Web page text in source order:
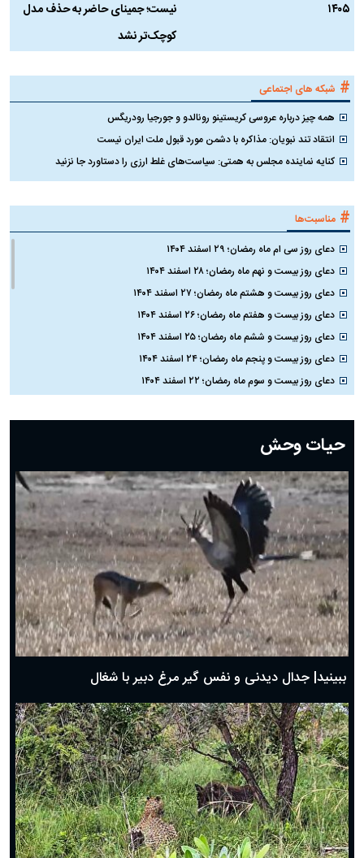
۱۴۰۵
نیست؛ جمینای حاضر به حذف مدل
کوچک‌تر نشد
# شبکه های اجتماعی
همه چیز درباره عروسی کریستینو رونالدو و جورجیا رودریگس
انتقاد تند نبویان: مذاکره با دشمن مورد قبول ملت ایران نیست
کنایه نماینده مجلس به همتی: سیاست‌های غلط ارزی را دستاورد جا نزنید
# مناسبت‌ها
دعای روز سی ام ماه رمضان؛ ۲۹ اسفند ۱۴۰۴
دعای روز بیست و نهم ماه رمضان؛ ۲۸ اسفند ۱۴۰۴
دعای روز بیست و هشتم ماه رمضان؛ ۲۷ اسفند ۱۴۰۴
دعای روز بیست و هفتم ماه رمضان؛ ۲۶ اسفند ۱۴۰۴
دعای روز بیست و ششم ماه رمضان؛ ۲۵ اسفند ۱۴۰۴
دعای روز بیست و پنجم ماه رمضان؛ ۲۴ اسفند ۱۴۰۴
دعای روز بیست و سوم ماه رمضان؛ ۲۲ اسفند ۱۴۰۴
دعای روز بیستم ماه رمضان؛ ۱۹ اسفند ۱۴۰۴
دعای روز هشتم ماه مبارک رمضان؛ ۷ اسفند ماه ۱۴۰۴
دعای روز هفتم ماه رمضان؛ ۶ اسفند ۱۴۰۴
دعای روز ششم ماه رمضان؛ ۵ اسفند ۱۴۰۴
دعای روز پنجم ماه رمضان؛ ۴ اسفند ۱۴۰۴
دعای روز چهارم ماه مبارک رمضان؛ ۳ اسفند ۱۴۰۴
دعای روز سوم ماه مبارک رمضان؛ ۱۴ اسفند ۱۴۰۴
دعای روز دوم ماه مبارک رمضان ۱ اسفند ماه ۱۴۰۴
دعای روز اول ماه مبارک رمضان، ۳۰ بهمن ۱۴۰۴
حضرت زینب(س) چگونه از دنیا رفت؟
بهترین پیامک تبریک روز پدر ۱۴۰۴؛ جملات زیبا و صمیمانه
حیات وحش
ببینید| جدال دیدنی و نفس گیر مرغ دبیر با شغال